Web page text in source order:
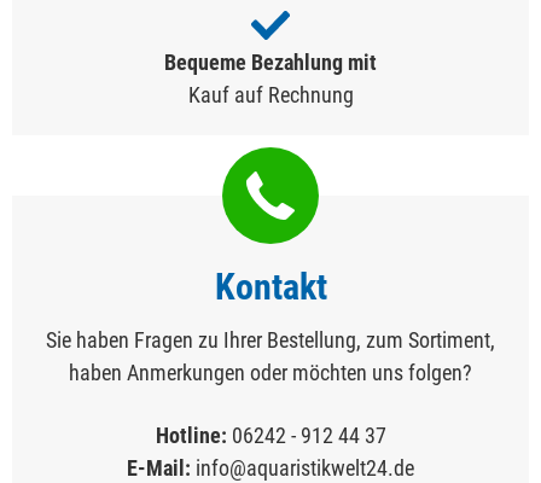
Bequeme Bezahlung mit
Kauf auf Rechnung
Kontakt
Sie haben Fragen zu Ihrer Bestellung, zum Sortiment,
haben Anmerkungen oder möchten uns folgen?
Hotline: 06242 - 912 44 37
E-Mail: info@aquaristikwelt24.de